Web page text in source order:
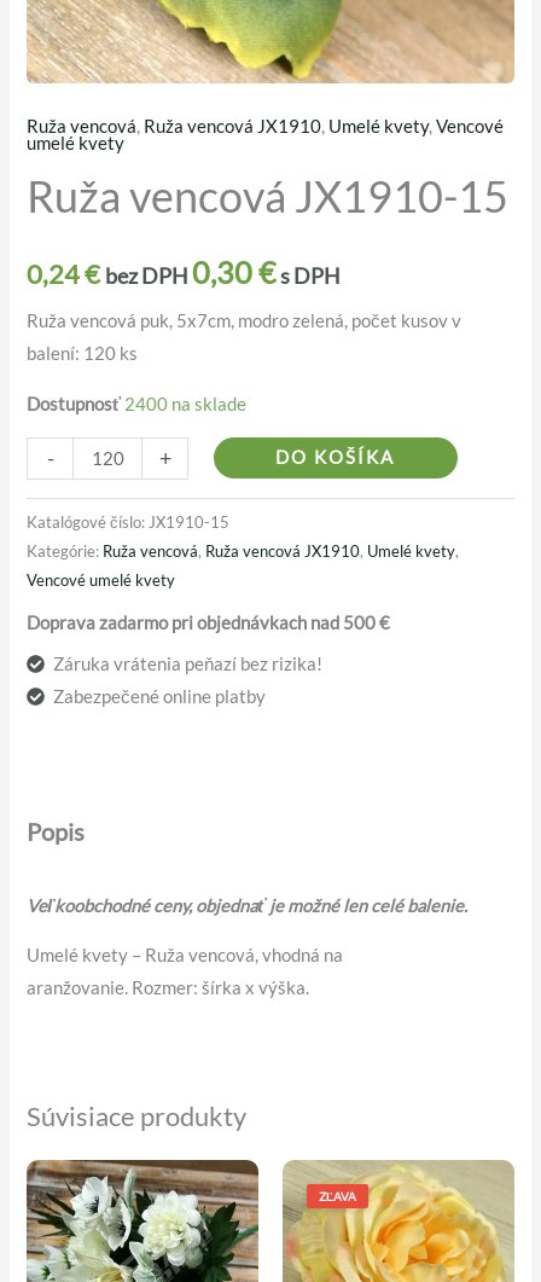
Ruža vencová, Ruža vencová JX1910, Umelé kvety,Vencové
umelé kvety
Ruža vencová JX1910-15
0,24€ bez DPH0,30€s DPH
Ruža vencová puk, 5x7cm, modro zelená, počet kusov v
balení: 120 ks
Dostupnosť 2400 na sklade
-
množstvo
vencová
15
+ DO KOŠÍKA
Katalógové číslo: JX1910-15
Kategórie: Ruža vencová, Ruža vencová JX1910, Umelé kvety,
Vencové umelé kvety
Doprava zadarmo pri objednávkach nad 500 €
Záruka vrátenia peňazí bez rizika!
Zabezpečené online platby
Popis
Veľkoobchodné ceny, objednať je možné len celé balenie.
Umelé kvety – Ruža vencová, vhodná na
aranžovanie. Rozmer: šírka x výška.
Súvisiace produkty
ZĽAVA
Pôvodná
cena
bola:
0,39 €.
Aktuálna
cena
je:
0,35 €.